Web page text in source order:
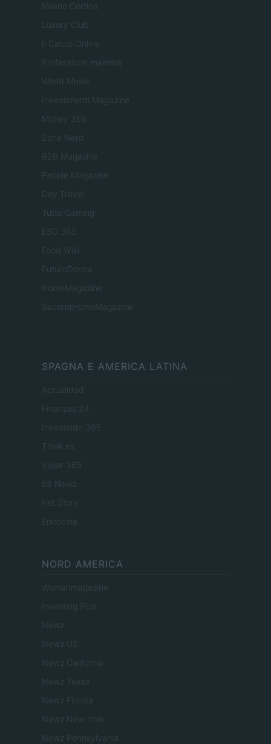
Milano Cortina
Luxury Club
Il Calcio Online
Professione mamma
World Music
Investimenti Magazine
Money 365
Zona Nerd
B2B Magazine
People Magazine
Day Travel
Tutto Gaming
ESG 365
Food Wiki
FuturoDonna
HomeMagazine
SecondHomeMagazine
SPAGNA E AMERICA LATINA
Actualidad
Finanzas 24
Investindo 365
Think.es
Viajar 365
ES Newz
Pet Story
Encocina
NORD AMERICA
Womanmagazine
Investing Plus
Newz
Newz US
Newz California
Newz Texas
Newz Florida
Newz New York
Newz Pennsylvania